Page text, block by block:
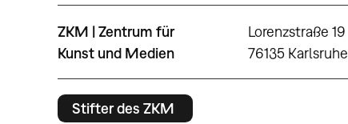
ZKM | Zentrum für
Kunst und Medien
Lorenzstraße 19
76135 Karlsruhe
Stifter des ZKM